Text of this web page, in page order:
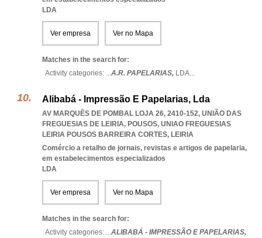
LDA
Ver empresa Ver no Mapa
Matches in the search for:
Activity categories: ...A.R. PAPELARIAS, LDA...
Alibabá - Impressão E Papelarias, Lda
AV MARQUÊS DE POMBAL LOJA 26, 2410-152, UNIÃO DAS
FREGUESIAS DE LEIRIA, POUSOS, UNIAO FREGUESIAS
LEIRIA POUSOS BARREIRA CORTES, LEIRIA
Comércio a retalho de jornais, revistas e artigos de papelaria,
em estabelecimentos especializados
LDA
Ver empresa Ver no Mapa
Matches in the search for:
Activity categories: ...ALIBABÁ - IMPRESSÃO E PAPELARIAS,